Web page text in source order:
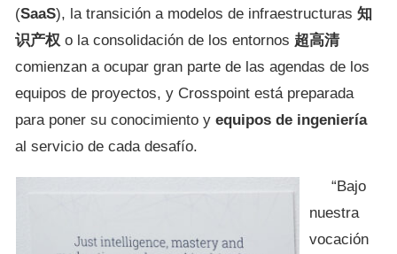
(SaaS), la transición a modelos de infraestructuras 知
识产权 o la consolidación de los entornos 超高清
comienzan a ocupar gran parte de las agendas de los
equipos de proyectos, y Crosspoint está preparada
para poner su conocimiento y equipos de ingeniería
al servicio de cada desafío.
“Bajo
nuestra
vocación